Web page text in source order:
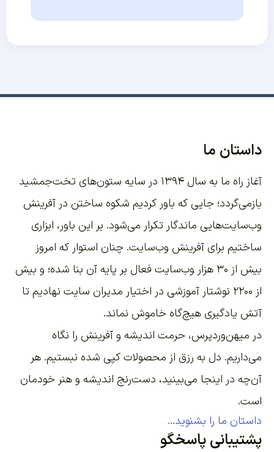
داستان ما
آغاز راه ما به سال ۱۳۹۴ در سایه ستون‌های تخت‌جمشید
بازمی‌گردد؛ جایی که باور کردیم شکوه ساختن در آفرینش
وب‌سایت‌هایی ماندگار تکرار می‌شود. بر این باور، ابزاری
ساختیم برای آفرینش وب‌سایت. چنان استوار که امروز
بیش از ۳۰ هزار وب‌سایت فعال بر پایه آن بنا شده؛ و بیش
از ۲۲۰۰
نوشتار آموزشی در اختیار مدیران سایت نهادیم تا
آتش یادگیری هیچ‌گاه خاموش نماند.
در میهن‌وردپرس، حرمت اندیشه و آفرینش را نگاه
می‌داریم. دل به رزق از محصولات کپی شده نبستیم. هر
آن‌چه در اینجا می‌بینید، دست‌رنج اندیشه و هنر خودمان
است.
داستان ما را بشنوید...
پشتیبانی پاسخگو